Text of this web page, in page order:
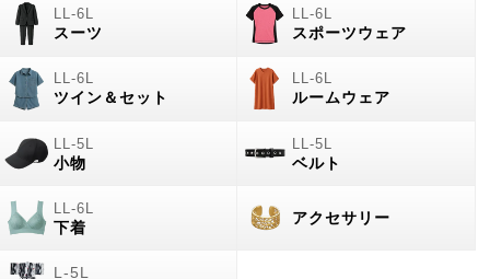
スーツ スポーツウェア
ツイン＆セット ルームウェア
小物 ベルト
下着
アクセサリー